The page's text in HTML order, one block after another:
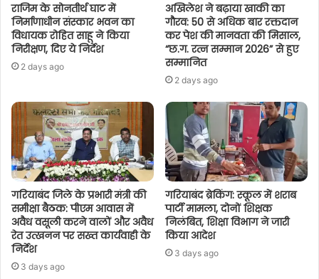
राजिम के सोनतीर्थ घाट में
निर्माणाधीन संस्कार भवन का
विधायक रोहित साहू ने किया
निरीक्षण, दिए ये निर्देश
2 days ago
अखिलेश ने बढ़ाया खाकी का
गौरव: 50 से अधिक बार रक्तदान
कर पेश की मानवता की मिसाल,
“छ.ग. रत्न सम्मान 2026” से हुए
सम्मानित
2 days ago
गरियाबंद जिले के प्रभारी मंत्री की
समीक्षा बैठक: पीएम आवास में
अवैध वसूली करने वालों और अवैध
रेत उत्खनन पर सख्त कार्यवाही के
निर्देश
3 days ago
गरियाबंद ब्रेकिंग: स्कूल में शराब
पार्टी मामला, दोनों शिक्षक
निलंबित, शिक्षा विभाग ने जारी
किया आदेश
3 days ago